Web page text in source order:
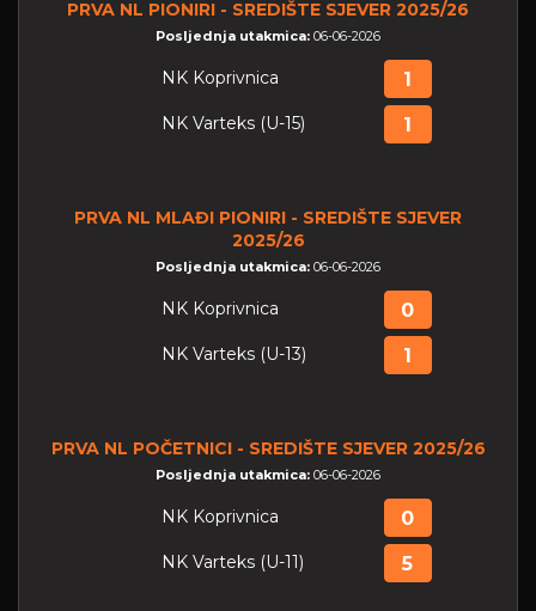
PRVA NL PIONIRI - SREDIŠTE SJEVER 2025/26
Posljednja utakmica: 06-06-2026
NK Koprivnica 1
NK Varteks (U-15) 1
PRVA NL MLAĐI PIONIRI - SREDIŠTE SJEVER
2025/26
Posljednja utakmica: 06-06-2026
NK Koprivnica 0
NK Varteks (U-13) 1
PRVA NL POČETNICI - SREDIŠTE SJEVER 2025/26
Posljednja utakmica: 06-06-2026
NK Koprivnica 0
NK Varteks (U-11) 5